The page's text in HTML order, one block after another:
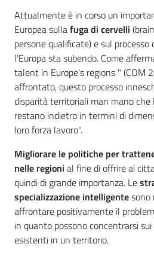
English
Regione
Emilia-
Romagna
Regione
Attualmente è in corso un
Europea sullafuga di cervelli
persone qualificate) e sul
l'Europa sta subendo. Come
talent in Europe's regions " (COM
affrontato, questo processo
disparità territoriali man mano che
restano indietro in termini di
loro forza lavoro".
Migliorare le politiche per
nelle regioni al fine di offrire ai
quindi di grande importanza. Le
specializzazione intelligentesono
affrontare positivamente il
in quanto possono concentrarsi
esistenti in un territorio.